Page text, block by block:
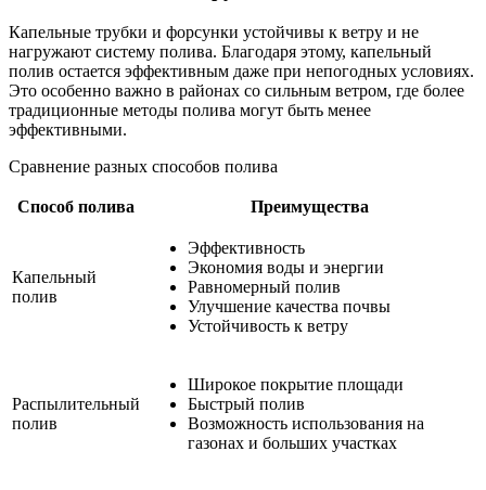
Капельные трубки и форсунки устойчивы к ветру и не
нагружают систему полива. Благодаря этому, капельный
полив остается эффективным даже при непогодных условиях.
Это особенно важно в районах со сильным ветром, где более
традиционные методы полива могут быть менее
эффективными.
Сравнение разных способов полива
Способ полива Преимущества
Капельный
полив
Эффективность
Экономия воды и энергии
Равномерный полив
Улучшение качества почвы
Устойчивость к ветру
Распылительный
полив
Широкое покрытие площади
Быстрый полив
Возможность использования на
газонах и больших участках